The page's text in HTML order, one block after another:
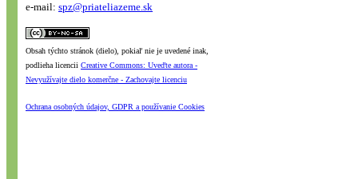
e-mail: spz@priateliazeme.sk
Obsah týchto stránok (dielo), pokiaľ nie je uvedené inak,
podlieha licencii Creative Commons: Uveďte autora -
Nevyužívajte dielo komerčne - Zachovajte licenciu
Ochrana osobných údajov, GDPR a používanie Cookies